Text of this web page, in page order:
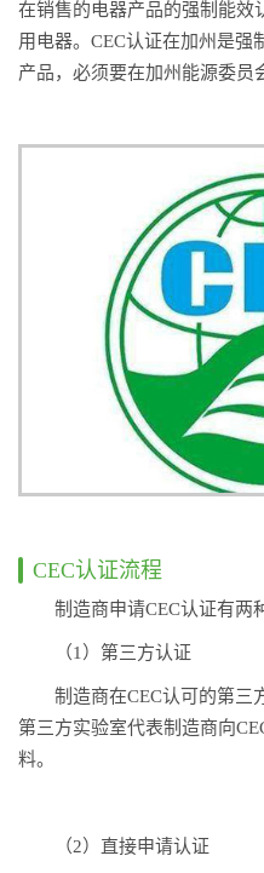
在销售的电器产品的强制能效
用电器。CEC认证在加州是强
产品，必须要在加州能源委员
CEC认证流程
制造商申请CEC认证有两
（1）第三方认证
制造商在CEC认可的第三
第三方实验室代表制造商向
料。
（2）直接申请认证